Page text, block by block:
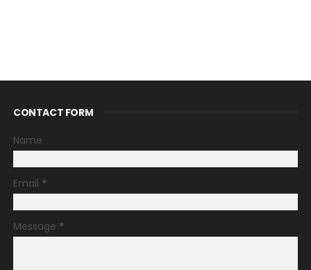
CONTACT FORM
Name
Email *
Message *